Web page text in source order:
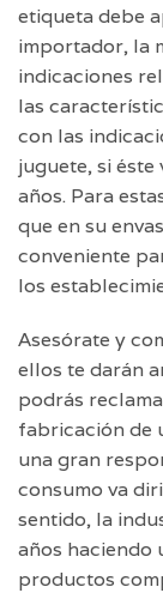
etiqueta debe
importador, la
indicaciones
las
con las
juguete, si éste
años. Para
que en su
conveniente
los
Asesórate y
ellos te darán
podrás
fabricación de
una gran
consumo va
sentido, la
años haciendo
productos